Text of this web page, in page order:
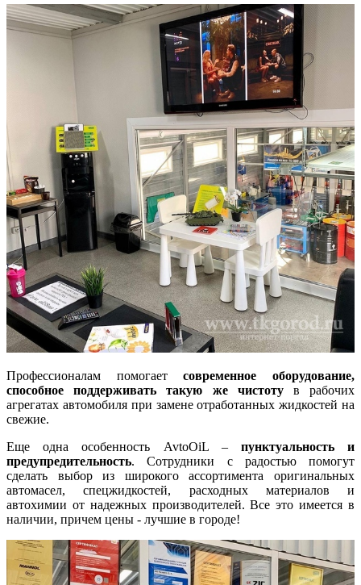
Профессионалам помогаетсовременное оборудование,
способное поддерживать такую же чистотув рабочих
агрегатах автомобиля при замене отработанных жидкостей на
свежие.
Еще одна особенность AvtoOiL – пунктуальность и
предупредительность. Сотрудники с радостью помогут
сделать выбор из широкого ассортимента оригинальных
автомасел, спецжидкостей, расходных материалов и
автохимии от надежных производителей. Все это имеется в
наличии, причем цены - лучшие в городе!